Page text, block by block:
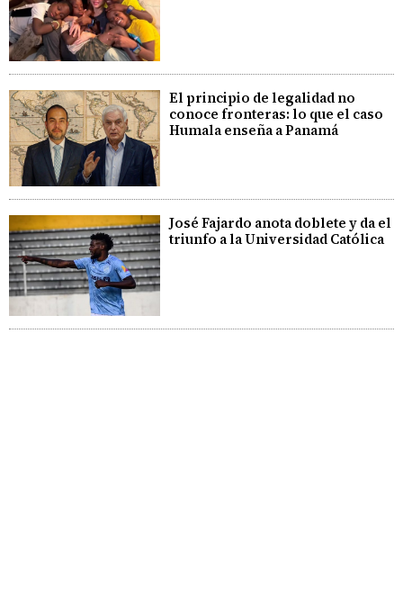
El principio de legalidad no
conoce fronteras: lo que el caso
Humala enseña a Panamá
José Fajardo anota doblete y da el
triunfo a la Universidad Católica